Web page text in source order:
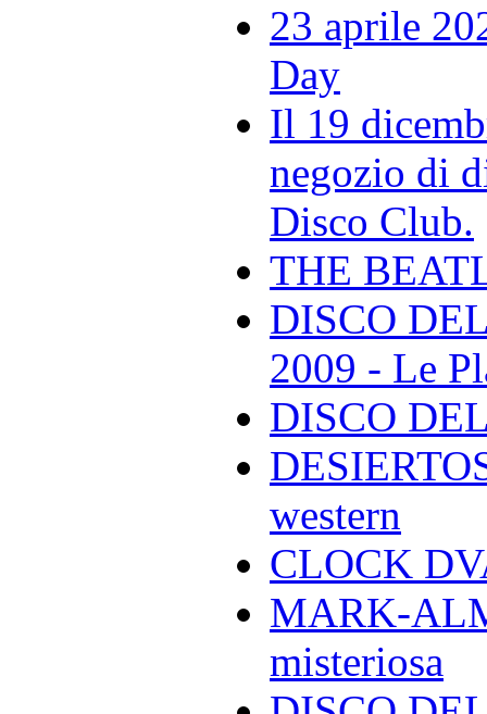
23 aprile
Day
Il 19
negozio di
Disco Club.
THE
DISCO
2009 - Le
DISCO
western
CLOCK
MARK-
misteriosa